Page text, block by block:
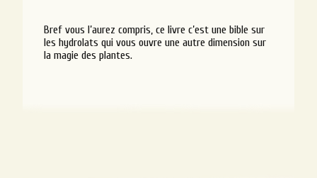
Bref vous l’aurez compris, ce livre c’est une bible sur
les hydrolats qui vous ouvre une autre dimension sur
la magie des plantes.